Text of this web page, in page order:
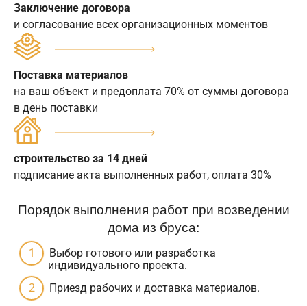
Заключение договора
и согласование всех организационных моментов
Поставка материалов
на ваш объект и предоплата 70% от суммы договора
в день поставки
строительство за 14 дней
подписание акта выполненных работ, оплата 30%
Порядок выполнения работ при возведении
дома из бруса:
Выбор готового или разработка
индивидуального проекта.
Приезд рабочих и доставка материалов.